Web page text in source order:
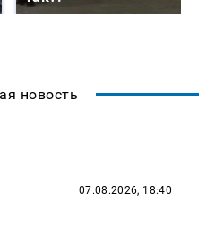
новость
07.08.2026, 18:40